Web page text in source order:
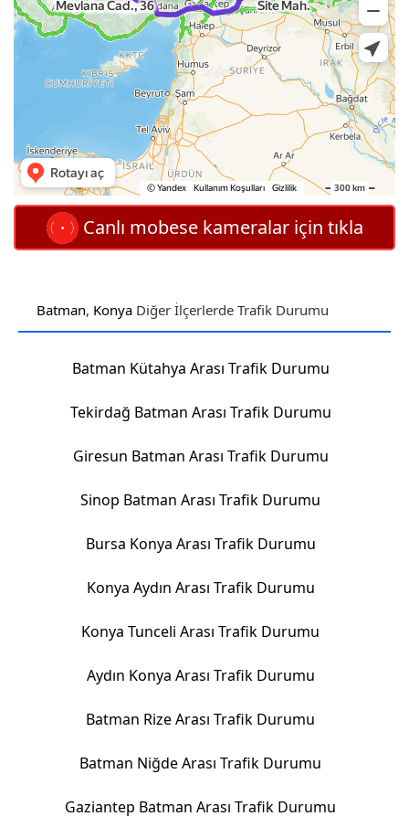
Canlı mobese kameralar için tıkla
Batman, Konya Diğer İlçerlerde Trafik Durumu
Batman Kütahya Arası Trafik Durumu
Tekirdağ Batman Arası Trafik Durumu
Giresun Batman Arası Trafik Durumu
Sinop Batman Arası Trafik Durumu
Bursa Konya Arası Trafik Durumu
Konya Aydın Arası Trafik Durumu
Konya Tunceli Arası Trafik Durumu
Aydın Konya Arası Trafik Durumu
Batman Rize Arası Trafik Durumu
Batman Niğde Arası Trafik Durumu
Gaziantep Batman Arası Trafik Durumu